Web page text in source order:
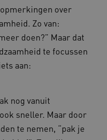
over
Zo van:
doen?” Maar dat
te focussen
aan:
nog vanuit
sneller. Maar door
te nemen, “pak je